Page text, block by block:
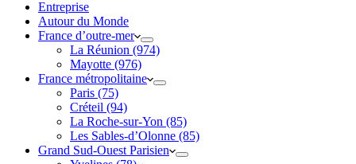
Entreprise
Autour du Monde
France d’outre-mer
La Réunion (974)
Mayotte (976)
France métropolitaine
Paris (75)
Créteil (94)
La Roche-sur-Yon (85)
Les Sables-d’Olonne (85)
Grand Sud-Ouest Parisien